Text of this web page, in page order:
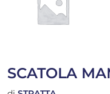
SCATOLA